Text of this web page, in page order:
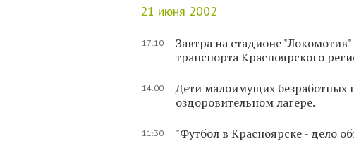
21 июня 2002
17:10
Завтра на стадионе
транспорта Красноярского
14:00
Дети малоимущих безработных
оздоровительном лагере.
11:30 "Футбол в Красноярске - дело